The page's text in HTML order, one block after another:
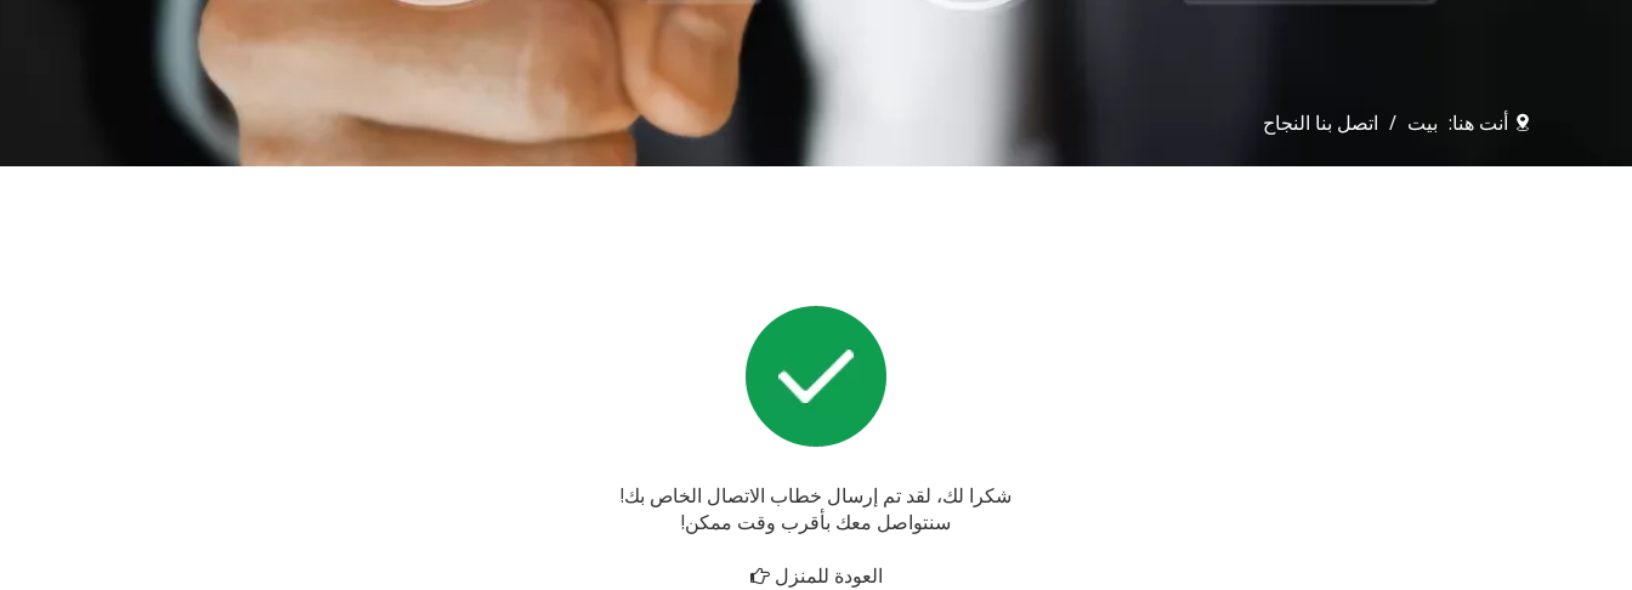
أنت هنا: بيت / اتصل بنا النجاح
شكرا لك، لقد تم إرسال خطاب الاتصال الخاص بك!
سنتواصل معك بأقرب وقت ممكن!
العودة للمنزل